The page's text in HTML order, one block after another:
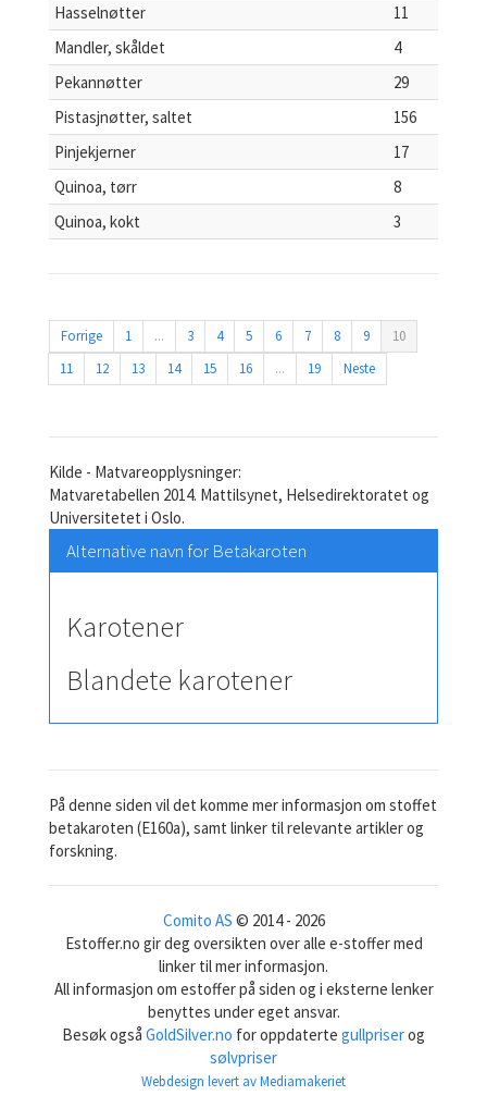
Hasselnøtter
11
Mandler, skåldet
4
Pekannøtter
29
Pistasjnøtter, saltet
156
Pinjekjerner
17
Quinoa, tørr
8
Quinoa, kokt
3
Forrige 1 ... 3 4 5 6 7 8 9
10
11
12 13 14 15 16 ... 19 Neste
Kilde - Matvareopplysninger:
Matvaretabellen 2014. Mattilsynet, Helsedirektoratet og
Universitetet i Oslo.
Alternative navn for Betakaroten
Karotener
Blandete karotener
På denne siden vil det komme mer informasjon om stoffet
betakaroten (E160a), samt linker til relevante artikler og
forskning.
Comito AS © 2014 - 2026
Estoffer.no gir deg oversikten over alle e-stoffer med
linker til mer informasjon.
All informasjon om estoffer på siden og i eksterne lenker
benyttes under eget ansvar.
Besøk også GoldSilver.no for oppdaterte gullpriserog
sølvpriser
Webdesign levert av Mediamakeriet